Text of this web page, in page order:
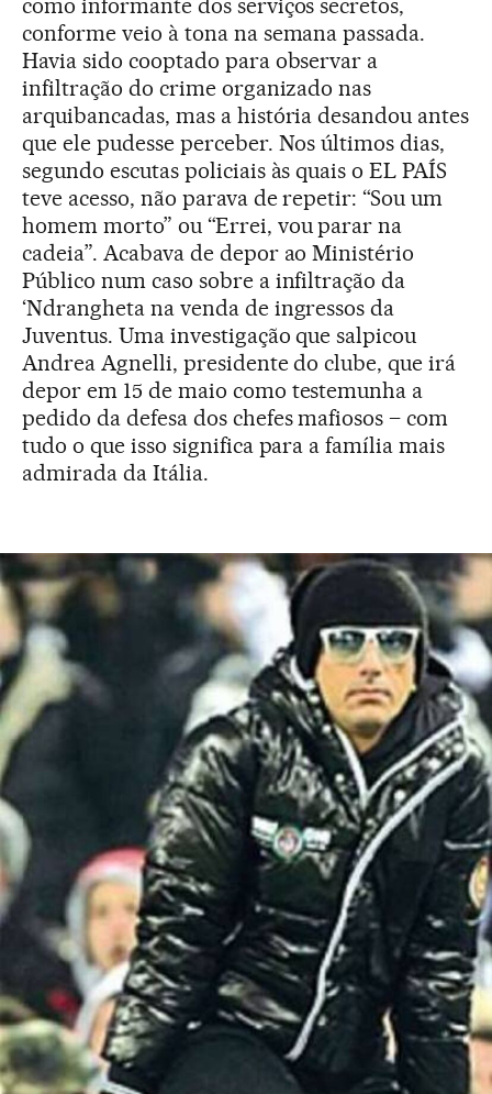
como informante dos serviços secretos,
conforme veio à tona na semana passada.
Havia sido cooptado para observar a
infiltração do crime organizado nas
arquibancadas, mas a história desandou antes
que ele pudesse perceber. Nos últimos dias,
segundo escutas policiais às quais o EL PAÍS
teve acesso, não parava de repetir: “Sou um
homem morto” ou “Errei, vou parar na
cadeia”. Acabava de depor ao Ministério
Público num caso sobre a infiltração da
‘Ndrangheta na venda de ingressos da
Juventus. Uma investigação que salpicou
Andrea Agnelli, presidente do clube, que irá
depor em 15 de maio como testemunha a
pedido da defesa dos chefes mafiosos – com
tudo o que isso significa para a família mais
admirada da Itália.